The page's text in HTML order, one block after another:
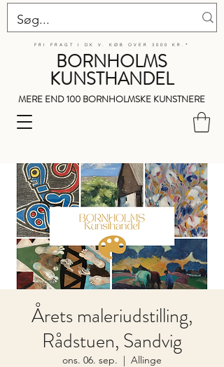
BORNHOLMS
KUNSTHANDEL
MERE END 100 BORNHOLMSKE KUNSTNERE
FRI FRAGT I DK V. KØB OVER 3000 KR.*
Årets maleriudstilling,
Rådstuen, Sandvig
ons. 06. sep.
  |
Allinge